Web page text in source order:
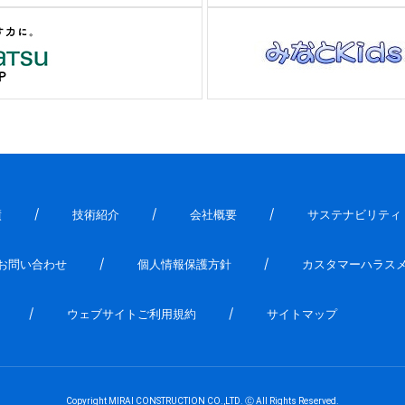
技術紹介 会社概要 サステナビリティ
問い合わせ 個人情報保護方針 カスタマーハラス
ウェブサイトご利用規約 サイトマップ
Copyright MIRAI CONSTRUCTION CO.,LTD. Ⓒ All Rights Reserved.